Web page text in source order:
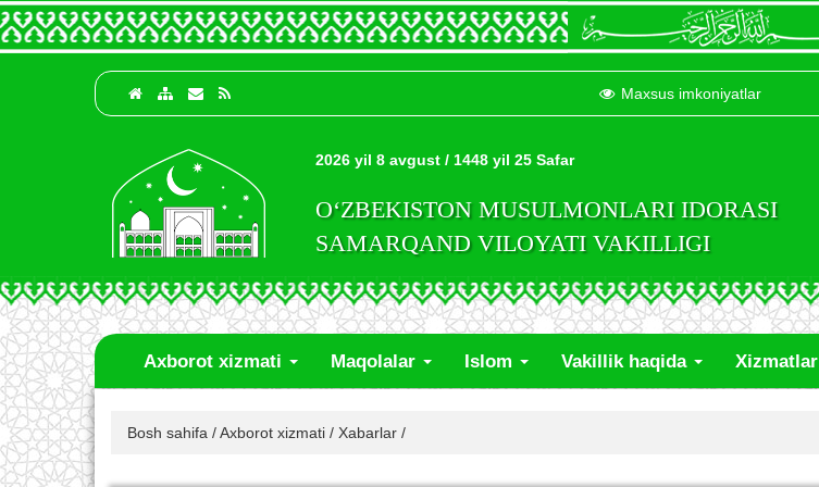
Maxsus imkoniyatlar
2026 yil 8 avgust / 1448 yil 25 Safar
O‘ZBEKISTON MUSULMONLARI IDORASI
SAMARQAND VILOYATI VAKILLIGI
Axborot xizmati Maqolalar Islom Vakillik haqida Xizmatlar
Bosh sahifa /Axborot xizmati / Xabarlar /